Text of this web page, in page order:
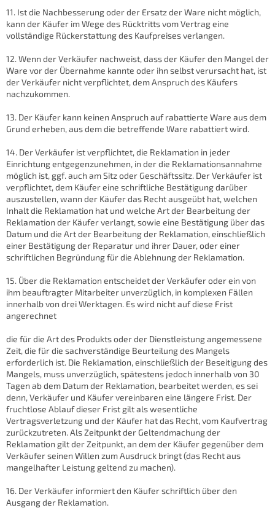
11. Ist die Nachbesserung oder der Ersatz der Ware nicht möglich,
kann der Käufer im Wege des Rücktritts vom Vertrag eine
vollständige Rückerstattung des Kaufpreises verlangen.
12. Wenn der Verkäufer nachweist, dass der Käufer den Mangel der
Ware vor der Übernahme kannte oder ihn selbst verursacht hat, ist
der Verkäufer nicht verpflichtet, dem Anspruch des Käufers
nachzukommen.
13. Der Käufer kann keinen Anspruch auf rabattierte Ware aus dem
Grund erheben, aus dem die betreffende Ware rabattiert wird.
14. Der Verkäufer ist verpflichtet, die Reklamation in jeder
Einrichtung entgegenzunehmen, in der die Reklamationsannahme
möglich ist, ggf. auch am Sitz oder Geschäftssitz. Der Verkäufer ist
verpflichtet, dem Käufer eine schriftliche Bestätigung darüber
auszustellen, wann der Käufer das Recht ausgeübt hat, welchen
Inhalt die Reklamation hat und welche Art der Bearbeitung der
Reklamation der Käufer verlangt, sowie eine Bestätigung über das
Datum und die Art der Bearbeitung der Reklamation, einschließlich
einer Bestätigung der Reparatur und ihrer Dauer, oder einer
schriftlichen Begründung für die Ablehnung der Reklamation.
15. Über die Reklamation entscheidet der Verkäufer oder ein von
ihm beauftragter Mitarbeiter unverzüglich, in komplexen Fällen
innerhalb von drei Werktagen. Es wird nicht auf diese Frist
angerechnet
die für die Art des Produkts oder der Dienstleistung angemessene
Zeit, die für die sachverständige Beurteilung des Mangels
erforderlich ist. Die Reklamation, einschließlich der Beseitigung des
Mangels, muss unverzüglich, spätestens jedoch innerhalb von 30
Tagen ab dem Datum der Reklamation, bearbeitet werden, es sei
denn, Verkäufer und Käufer vereinbaren eine längere Frist. Der
fruchtlose Ablauf dieser Frist gilt als wesentliche
Vertragsverletzung und der Käufer hat das Recht, vom Kaufvertrag
zurückzutreten. Als Zeitpunkt der Geltendmachung der
Reklamation gilt der Zeitpunkt, an dem der Käufer gegenüber dem
Verkäufer seinen Willen zum Ausdruck bringt (das Recht aus
mangelhafter Leistung geltend zu machen).
16. Der Verkäufer informiert den Käufer schriftlich über den
Ausgang der Reklamation.